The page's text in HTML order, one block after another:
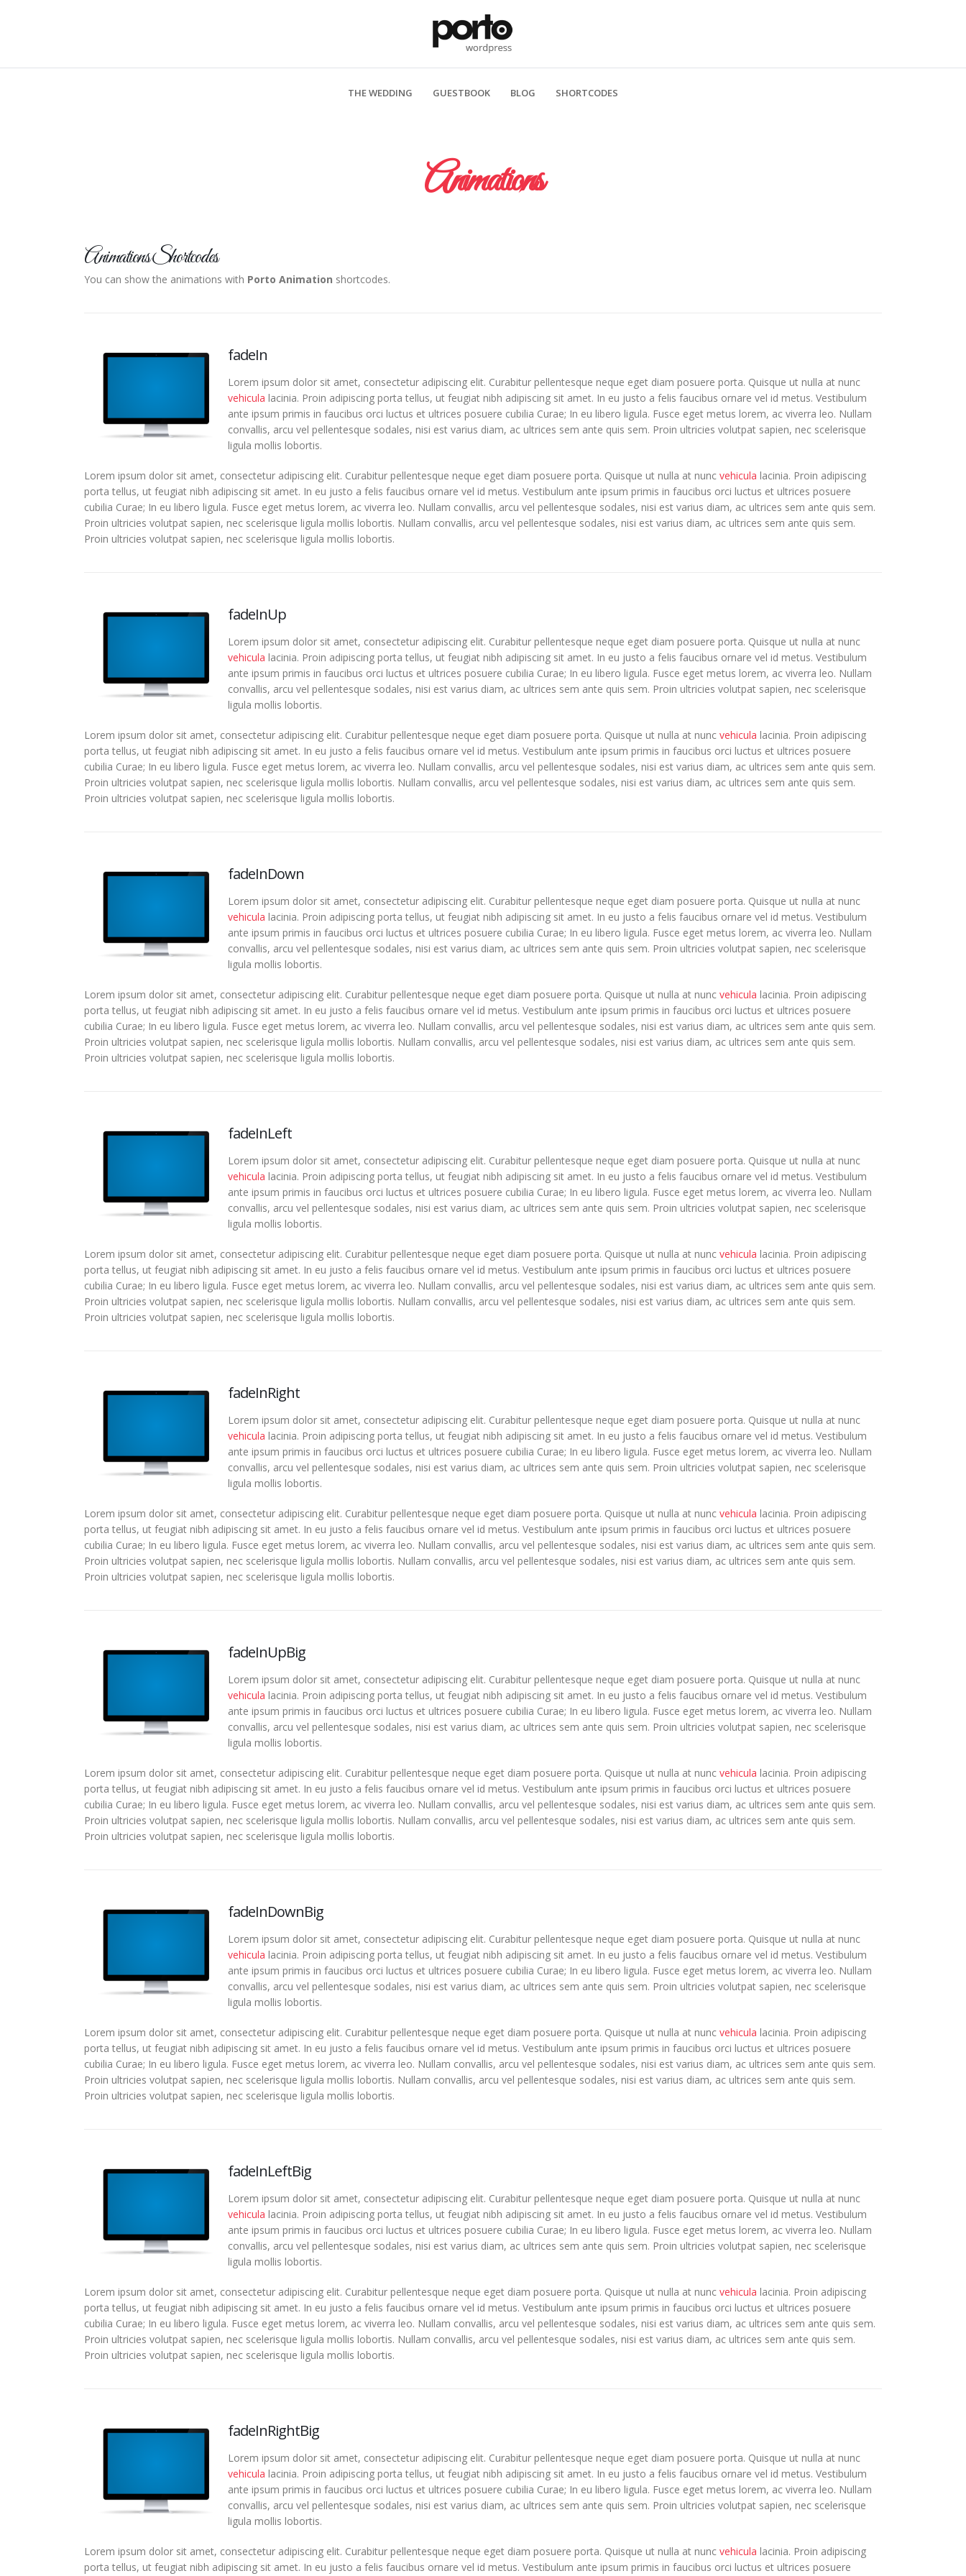
THE WEDDING GUESTBOOK BLOG SHORTCODES
Animations
Animations Shortcodes
You can show the animations with Porto Animation shortcodes.
fadeIn
Lorem ipsum dolor sit amet, consectetur adipiscing elit. Curabitur pellentesque neque eget diam posuere porta. Quisque ut nulla at nunc
vehicula lacinia. Proin adipiscing porta tellus, ut feugiat nibh adipiscing sit amet. In eu justo a felis faucibus ornare vel id metus. Vestibulum
ante ipsum primis in faucibus orci luctus et ultrices posuere cubilia Curae; In eu libero ligula. Fusce eget metus lorem, ac viverra leo. Nullam
convallis, arcu vel pellentesque sodales, nisi est varius diam, ac ultrices sem ante quis sem. Proin ultricies volutpat sapien, nec scelerisque
ligula mollis lobortis.
Lorem ipsum dolor sit amet, consectetur adipiscing elit. Curabitur pellentesque neque eget diam posuere porta. Quisque ut nulla at nunc vehicula lacinia. Proin adipiscing
porta tellus, ut feugiat nibh adipiscing sit amet. In eu justo a felis faucibus ornare vel id metus. Vestibulum ante ipsum primis in faucibus orci luctus et ultrices posuere
cubilia Curae; In eu libero ligula. Fusce eget metus lorem, ac viverra leo. Nullam convallis, arcu vel pellentesque sodales, nisi est varius diam, ac ultrices sem ante quis sem.
Proin ultricies volutpat sapien, nec scelerisque ligula mollis lobortis. Nullam convallis, arcu vel pellentesque sodales, nisi est varius diam, ac ultrices sem ante quis sem.
Proin ultricies volutpat sapien, nec scelerisque ligula mollis lobortis.
fadeInUp
Lorem ipsum dolor sit amet, consectetur adipiscing elit. Curabitur pellentesque neque eget diam posuere porta. Quisque ut nulla at nunc
vehicula lacinia. Proin adipiscing porta tellus, ut feugiat nibh adipiscing sit amet. In eu justo a felis faucibus ornare vel id metus. Vestibulum
ante ipsum primis in faucibus orci luctus et ultrices posuere cubilia Curae; In eu libero ligula. Fusce eget metus lorem, ac viverra leo. Nullam
convallis, arcu vel pellentesque sodales, nisi est varius diam, ac ultrices sem ante quis sem. Proin ultricies volutpat sapien, nec scelerisque
ligula mollis lobortis.
Lorem ipsum dolor sit amet, consectetur adipiscing elit. Curabitur pellentesque neque eget diam posuere porta. Quisque ut nulla at nunc vehicula lacinia. Proin adipiscing
porta tellus, ut feugiat nibh adipiscing sit amet. In eu justo a felis faucibus ornare vel id metus. Vestibulum ante ipsum primis in faucibus orci luctus et ultrices posuere
cubilia Curae; In eu libero ligula. Fusce eget metus lorem, ac viverra leo. Nullam convallis, arcu vel pellentesque sodales, nisi est varius diam, ac ultrices sem ante quis sem.
Proin ultricies volutpat sapien, nec scelerisque ligula mollis lobortis. Nullam convallis, arcu vel pellentesque sodales, nisi est varius diam, ac ultrices sem ante quis sem.
Proin ultricies volutpat sapien, nec scelerisque ligula mollis lobortis.
fadeInDown
Lorem ipsum dolor sit amet, consectetur adipiscing elit. Curabitur pellentesque neque eget diam posuere porta. Quisque ut nulla at nunc
vehicula lacinia. Proin adipiscing porta tellus, ut feugiat nibh adipiscing sit amet. In eu justo a felis faucibus ornare vel id metus. Vestibulum
ante ipsum primis in faucibus orci luctus et ultrices posuere cubilia Curae; In eu libero ligula. Fusce eget metus lorem, ac viverra leo. Nullam
convallis, arcu vel pellentesque sodales, nisi est varius diam, ac ultrices sem ante quis sem. Proin ultricies volutpat sapien, nec scelerisque
ligula mollis lobortis.
Lorem ipsum dolor sit amet, consectetur adipiscing elit. Curabitur pellentesque neque eget diam posuere porta. Quisque ut nulla at nunc vehicula lacinia. Proin adipiscing
porta tellus, ut feugiat nibh adipiscing sit amet. In eu justo a felis faucibus ornare vel id metus. Vestibulum ante ipsum primis in faucibus orci luctus et ultrices posuere
cubilia Curae; In eu libero ligula. Fusce eget metus lorem, ac viverra leo. Nullam convallis, arcu vel pellentesque sodales, nisi est varius diam, ac ultrices sem ante quis sem.
Proin ultricies volutpat sapien, nec scelerisque ligula mollis lobortis. Nullam convallis, arcu vel pellentesque sodales, nisi est varius diam, ac ultrices sem ante quis sem.
Proin ultricies volutpat sapien, nec scelerisque ligula mollis lobortis.
fadeInLeft
Lorem ipsum dolor sit amet, consectetur adipiscing elit. Curabitur pellentesque neque eget diam posuere porta. Quisque ut nulla at nunc
vehicula lacinia. Proin adipiscing porta tellus, ut feugiat nibh adipiscing sit amet. In eu justo a felis faucibus ornare vel id metus. Vestibulum
ante ipsum primis in faucibus orci luctus et ultrices posuere cubilia Curae; In eu libero ligula. Fusce eget metus lorem, ac viverra leo. Nullam
convallis, arcu vel pellentesque sodales, nisi est varius diam, ac ultrices sem ante quis sem. Proin ultricies volutpat sapien, nec scelerisque
ligula mollis lobortis.
Lorem ipsum dolor sit amet, consectetur adipiscing elit. Curabitur pellentesque neque eget diam posuere porta. Quisque ut nulla at nunc vehicula lacinia. Proin adipiscing
porta tellus, ut feugiat nibh adipiscing sit amet. In eu justo a felis faucibus ornare vel id metus. Vestibulum ante ipsum primis in faucibus orci luctus et ultrices posuere
cubilia Curae; In eu libero ligula. Fusce eget metus lorem, ac viverra leo. Nullam convallis, arcu vel pellentesque sodales, nisi est varius diam, ac ultrices sem ante quis sem.
Proin ultricies volutpat sapien, nec scelerisque ligula mollis lobortis. Nullam convallis, arcu vel pellentesque sodales, nisi est varius diam, ac ultrices sem ante quis sem.
Proin ultricies volutpat sapien, nec scelerisque ligula mollis lobortis.
fadeInRight
Lorem ipsum dolor sit amet, consectetur adipiscing elit. Curabitur pellentesque neque eget diam posuere porta. Quisque ut nulla at nunc
vehicula lacinia. Proin adipiscing porta tellus, ut feugiat nibh adipiscing sit amet. In eu justo a felis faucibus ornare vel id metus. Vestibulum
ante ipsum primis in faucibus orci luctus et ultrices posuere cubilia Curae; In eu libero ligula. Fusce eget metus lorem, ac viverra leo. Nullam
convallis, arcu vel pellentesque sodales, nisi est varius diam, ac ultrices sem ante quis sem. Proin ultricies volutpat sapien, nec scelerisque
ligula mollis lobortis.
Lorem ipsum dolor sit amet, consectetur adipiscing elit. Curabitur pellentesque neque eget diam posuere porta. Quisque ut nulla at nunc vehicula lacinia. Proin adipiscing
porta tellus, ut feugiat nibh adipiscing sit amet. In eu justo a felis faucibus ornare vel id metus. Vestibulum ante ipsum primis in faucibus orci luctus et ultrices posuere
cubilia Curae; In eu libero ligula. Fusce eget metus lorem, ac viverra leo. Nullam convallis, arcu vel pellentesque sodales, nisi est varius diam, ac ultrices sem ante quis sem.
Proin ultricies volutpat sapien, nec scelerisque ligula mollis lobortis. Nullam convallis, arcu vel pellentesque sodales, nisi est varius diam, ac ultrices sem ante quis sem.
Proin ultricies volutpat sapien, nec scelerisque ligula mollis lobortis.
fadeInUpBig
Lorem ipsum dolor sit amet, consectetur adipiscing elit. Curabitur pellentesque neque eget diam posuere porta. Quisque ut nulla at nunc
vehicula lacinia. Proin adipiscing porta tellus, ut feugiat nibh adipiscing sit amet. In eu justo a felis faucibus ornare vel id metus. Vestibulum
ante ipsum primis in faucibus orci luctus et ultrices posuere cubilia Curae; In eu libero ligula. Fusce eget metus lorem, ac viverra leo. Nullam
convallis, arcu vel pellentesque sodales, nisi est varius diam, ac ultrices sem ante quis sem. Proin ultricies volutpat sapien, nec scelerisque
ligula mollis lobortis.
Lorem ipsum dolor sit amet, consectetur adipiscing elit. Curabitur pellentesque neque eget diam posuere porta. Quisque ut nulla at nunc vehicula lacinia. Proin adipiscing
porta tellus, ut feugiat nibh adipiscing sit amet. In eu justo a felis faucibus ornare vel id metus. Vestibulum ante ipsum primis in faucibus orci luctus et ultrices posuere
cubilia Curae; In eu libero ligula. Fusce eget metus lorem, ac viverra leo. Nullam convallis, arcu vel pellentesque sodales, nisi est varius diam, ac ultrices sem ante quis sem.
Proin ultricies volutpat sapien, nec scelerisque ligula mollis lobortis. Nullam convallis, arcu vel pellentesque sodales, nisi est varius diam, ac ultrices sem ante quis sem.
Proin ultricies volutpat sapien, nec scelerisque ligula mollis lobortis.
fadeInDownBig
Lorem ipsum dolor sit amet, consectetur adipiscing elit. Curabitur pellentesque neque eget diam posuere porta. Quisque ut nulla at nunc
vehicula lacinia. Proin adipiscing porta tellus, ut feugiat nibh adipiscing sit amet. In eu justo a felis faucibus ornare vel id metus. Vestibulum
ante ipsum primis in faucibus orci luctus et ultrices posuere cubilia Curae; In eu libero ligula. Fusce eget metus lorem, ac viverra leo. Nullam
convallis, arcu vel pellentesque sodales, nisi est varius diam, ac ultrices sem ante quis sem. Proin ultricies volutpat sapien, nec scelerisque
ligula mollis lobortis.
Lorem ipsum dolor sit amet, consectetur adipiscing elit. Curabitur pellentesque neque eget diam posuere porta. Quisque ut nulla at nunc vehicula lacinia. Proin adipiscing
porta tellus, ut feugiat nibh adipiscing sit amet. In eu justo a felis faucibus ornare vel id metus. Vestibulum ante ipsum primis in faucibus orci luctus et ultrices posuere
cubilia Curae; In eu libero ligula. Fusce eget metus lorem, ac viverra leo. Nullam convallis, arcu vel pellentesque sodales, nisi est varius diam, ac ultrices sem ante quis sem.
Proin ultricies volutpat sapien, nec scelerisque ligula mollis lobortis. Nullam convallis, arcu vel pellentesque sodales, nisi est varius diam, ac ultrices sem ante quis sem.
Proin ultricies volutpat sapien, nec scelerisque ligula mollis lobortis.
fadeInLeftBig
Lorem ipsum dolor sit amet, consectetur adipiscing elit. Curabitur pellentesque neque eget diam posuere porta. Quisque ut nulla at nunc
vehicula lacinia. Proin adipiscing porta tellus, ut feugiat nibh adipiscing sit amet. In eu justo a felis faucibus ornare vel id metus. Vestibulum
ante ipsum primis in faucibus orci luctus et ultrices posuere cubilia Curae; In eu libero ligula. Fusce eget metus lorem, ac viverra leo. Nullam
convallis, arcu vel pellentesque sodales, nisi est varius diam, ac ultrices sem ante quis sem. Proin ultricies volutpat sapien, nec scelerisque
ligula mollis lobortis.
Lorem ipsum dolor sit amet, consectetur adipiscing elit. Curabitur pellentesque neque eget diam posuere porta. Quisque ut nulla at nunc vehicula lacinia. Proin adipiscing
porta tellus, ut feugiat nibh adipiscing sit amet. In eu justo a felis faucibus ornare vel id metus. Vestibulum ante ipsum primis in faucibus orci luctus et ultrices posuere
cubilia Curae; In eu libero ligula. Fusce eget metus lorem, ac viverra leo. Nullam convallis, arcu vel pellentesque sodales, nisi est varius diam, ac ultrices sem ante quis sem.
Proin ultricies volutpat sapien, nec scelerisque ligula mollis lobortis. Nullam convallis, arcu vel pellentesque sodales, nisi est varius diam, ac ultrices sem ante quis sem.
Proin ultricies volutpat sapien, nec scelerisque ligula mollis lobortis.
fadeInRightBig
Lorem ipsum dolor sit amet, consectetur adipiscing elit. Curabitur pellentesque neque eget diam posuere porta. Quisque ut nulla at nunc
vehicula lacinia. Proin adipiscing porta tellus, ut feugiat nibh adipiscing sit amet. In eu justo a felis faucibus ornare vel id metus. Vestibulum
ante ipsum primis in faucibus orci luctus et ultrices posuere cubilia Curae; In eu libero ligula. Fusce eget metus lorem, ac viverra leo. Nullam
convallis, arcu vel pellentesque sodales, nisi est varius diam, ac ultrices sem ante quis sem. Proin ultricies volutpat sapien, nec scelerisque
ligula mollis lobortis.
Lorem ipsum dolor sit amet, consectetur adipiscing elit. Curabitur pellentesque neque eget diam posuere porta. Quisque ut nulla at nunc vehicula lacinia. Proin adipiscing
porta tellus, ut feugiat nibh adipiscing sit amet. In eu justo a felis faucibus ornare vel id metus. Vestibulum ante ipsum primis in faucibus orci luctus et ultrices posuere